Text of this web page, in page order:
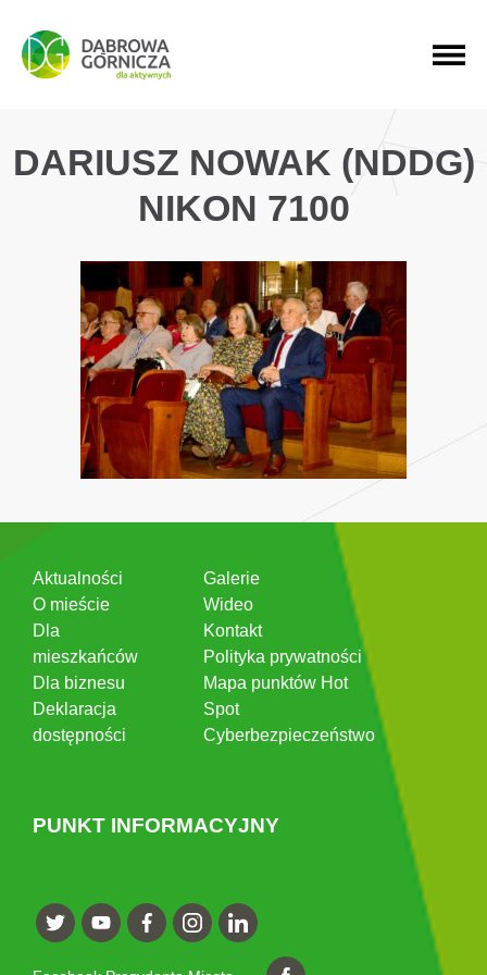
PRZEJDŹ DO MENU GŁÓWNEGO
PRZEJDŹ DO WYSZUKIWARKI
PRZEJDŹ DO TREŚCI
DARIUSZ NOWAK (NDDG)
NIKON 7100
Aktualności
O mieście
Dla
mieszkańców
Dla biznesu
Deklaracja
dostępności
Galerie
Wideo
Kontakt
Polityka prywatności
Mapa punktów Hot
Spot
Cyberbezpieczeństwo
PUNKT INFORMACYJNY